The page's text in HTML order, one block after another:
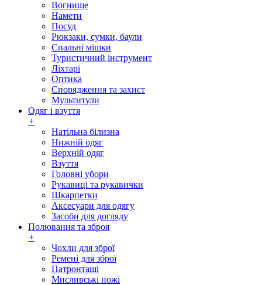
Вогнище
Намети
Посуд
Рюкзаки, сумки, баули
Спальні мішки
Туристичний інструмент
Ліхтарі
Оптика
Спорядження та захист
Мультитули
Одяг і взуття
+
Натільна білизна
Нижній одяг
Верхній одяг
Взуття
Головні убори
Рукавиці та рукавички
Шкарпетки
Аксесуари для одягу
Засоби для догляду
Полювання та зброя
+
Чохли для зброї
Ремені для зброї
Патронташі
Мисливські ножі